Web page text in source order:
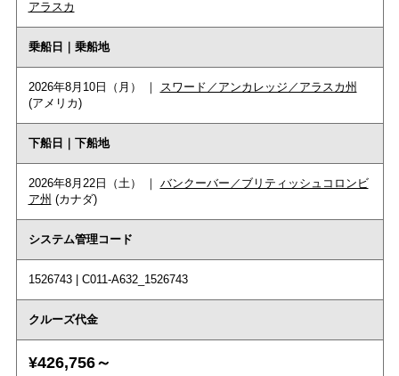
アラスカ
乗船日｜乗船地
2026年8月10日（月） ｜
スワード／アンカレッジ／アラスカ州
(アメリカ)
下船日｜下船地
2026年8月22日（土） ｜ バンクーバー／ブリティッシュコロンビ
ア州 (カナダ)
システム管理コード
1526743 | C011-A632_1526743
クルーズ代金
¥426,756～